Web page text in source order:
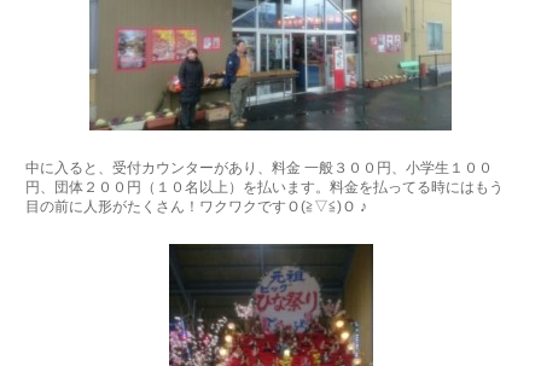
中に入ると、受付カウンターがあり、料金 一般３００円、小学生１００
円、団体２００円（１０名以上）を払います。料金を払ってる時にはもう
目の前に人形がたくさん！ワクワクですＯ(≧▽≦)Ｏ ♪